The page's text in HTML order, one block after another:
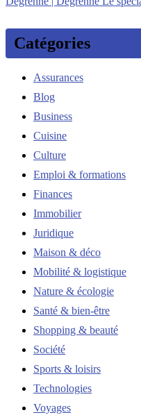
Catégories
Assurances
Blog
Business
Cuisine
Culture
Emploi & formations
Finances
Immobilier
Juridique
Maison & déco
Mobilité & logistique
Nature & écologie
Santé & bien-être
Shopping & beauté
Société
Sports & loisirs
Technologies
Voyages